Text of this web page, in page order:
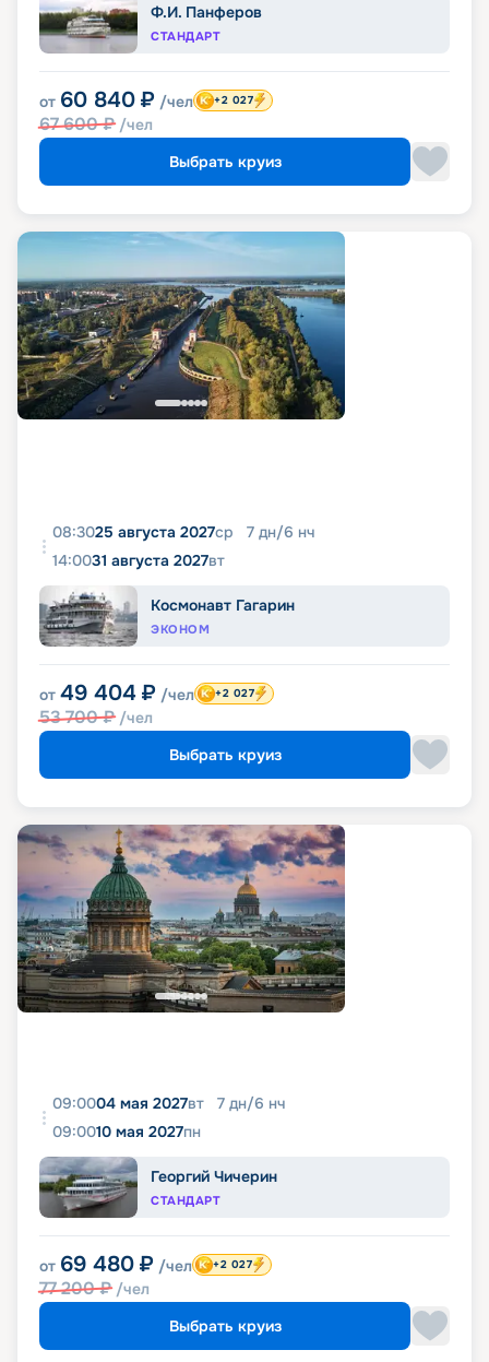
Ф.И. Панферов
СТАНДАРТ
от 60 840 ₽ /чел
67 600₽ /чел
+2 027
Выбрать круиз
08:3025 августа 2027ср 7 дн/6 нч
14:0031 августа 2027вт
Космонавт Гагарин
ЭКОНОМ
от 49 404 ₽ /чел
53 700₽ /чел
+2 027
Выбрать круиз
09:0004 мая 2027вт 7 дн/6 нч
09:0010 мая 2027пн
Георгий Чичерин
СТАНДАРТ
от 69 480 ₽ /чел
77 200₽ /чел
+2 027
Выбрать круиз